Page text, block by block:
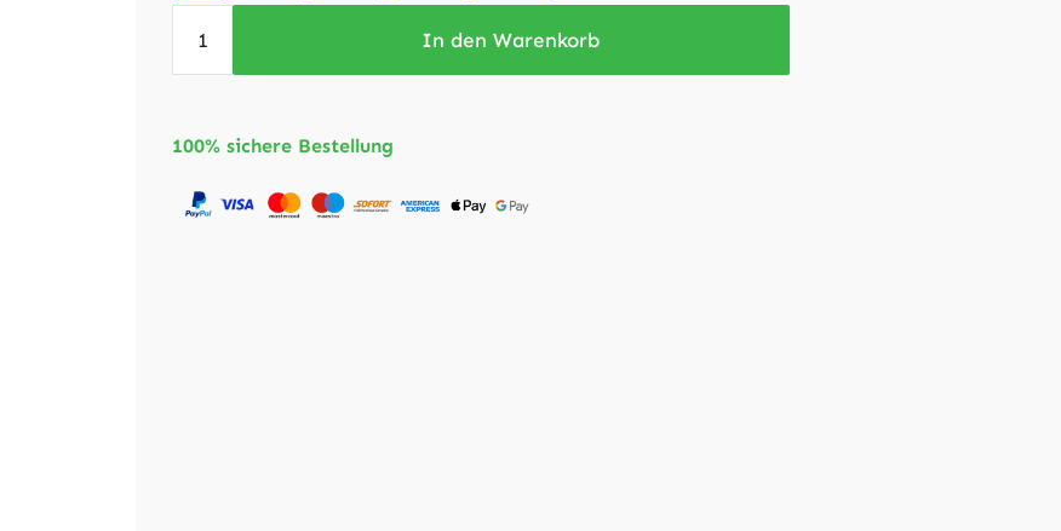
In den Warenkorb
100% sichere Bestellung